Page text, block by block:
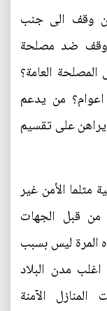
من وقف الى جنب
وقف ضد مصلحة
العامة؟
من يدعم
على تقسيم
مثلما الأمن غير
قبل الجهات
المرة ليس بسبب
مدن البلاد
الآمنة